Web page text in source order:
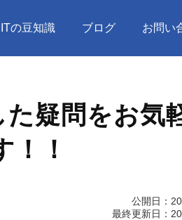
ITの豆知識 ブログ お問い
疑問をお気
！
公開日：
最終更新日：